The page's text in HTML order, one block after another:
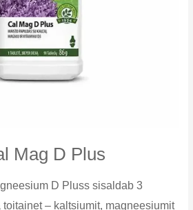
Mag D Plus
D Pluss sisaldab 3
– kaltsiumit, magneesiumit